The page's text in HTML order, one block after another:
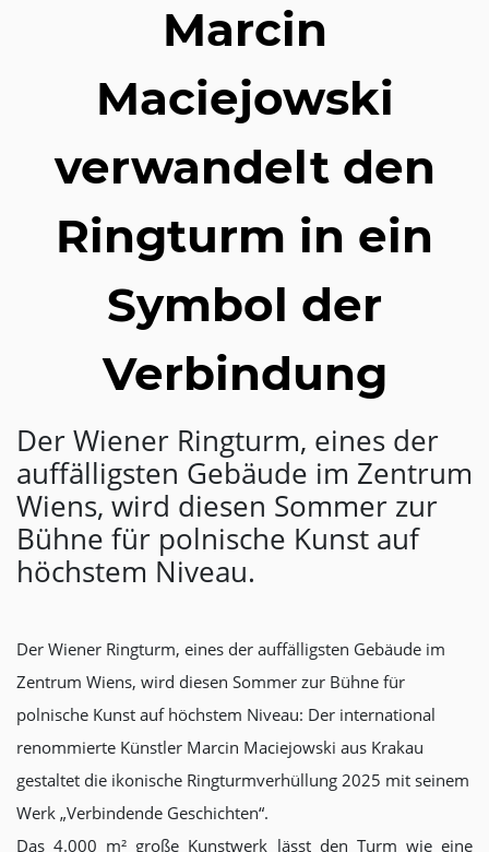
Marcin
Maciejowski
verwandelt den
Ringturm in ein
Symbol der
Verbindung
Der Wiener Ringturm, eines der
auffälligsten Gebäude im Zentrum
Wiens, wird diesen Sommer zur
Bühne für polnische Kunst auf
höchstem Niveau.
Der Wiener Ringturm, eines der auffälligsten Gebäude im
Zentrum Wiens, wird diesen Sommer zur Bühne für
polnische Kunst auf höchstem Niveau: Der international
renommierte Künstler Marcin Maciejowski aus Krakau
gestaltet die ikonische Ringturmverhüllung 2025 mit seinem
Werk „Verbindende Geschichten“.
Das 4.000 m² große Kunstwerk lässt den Turm wie eine